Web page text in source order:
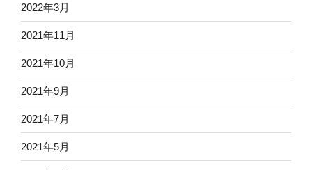
2022年3月
2021年11月
2021年10月
2021年9月
2021年7月
2021年5月